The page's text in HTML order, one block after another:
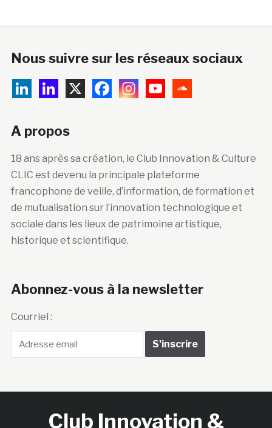
Nous suivre sur les réseaux sociaux
A propos
18 ans après sa création, le Club Innovation & Culture
CLIC est devenu la principale plateforme
francophone de veille, d’information, de formation et
de mutualisation sur l’innovation technologique et
sociale dans les lieux de patrimoine artistique,
historique et scientifique.
Abonnez-vous à la newsletter
Courriel :
Club Innovation &